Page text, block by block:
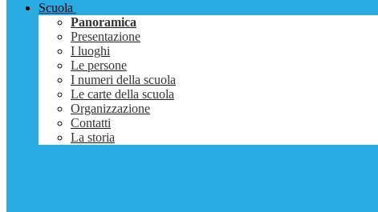
Scuola
Panoramica
Presentazione
I luoghi
Le persone
I numeri della scuola
Le carte della scuola
Organizzazione
Contatti
La storia